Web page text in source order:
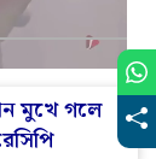
মুখে গলে